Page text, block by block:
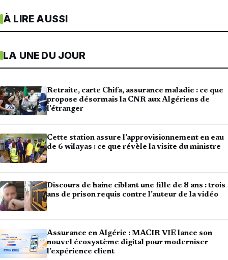
À LIRE AUSSI
LA UNE DU JOUR
Retraite, carte Chifa, assurance maladie : ce que
propose désormais la CNR aux Algériens de
l’étranger
Cette station assure l’approvisionnement en eau
de 6 wilayas : ce que révèle la visite du ministre
Discours de haine ciblant une fille de 8 ans : trois
ans de prison requis contre l’auteur de la vidéo
Assurance en Algérie : MACIR VIE lance son
nouvel écosystème digital pour moderniser
l’expérience client